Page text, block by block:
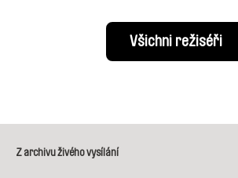
Všichni režiséři
Z archivu živého vysílání